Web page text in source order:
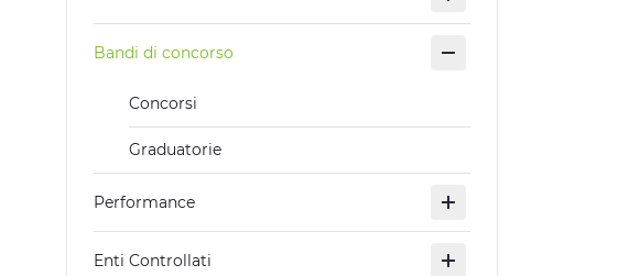
Bandi di concorso
Concorsi
Graduatorie
Performance
Enti Controllati